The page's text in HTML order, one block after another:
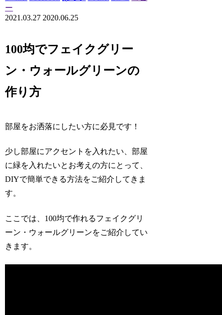
ー
2021.03.27 2020.06.25
100均でフェイクグリー
ン・ウォールグリーンの
作り方
部屋をお洒落にしたい方に必見です！
少し部屋にアクセントを入れたい、部屋
に緑を入れたいとお考えの方にとって、
DIYで簡単できる方法をご紹介してきま
す。
ここでは、100均で作れるフェイクグリ
ーン・ウォールグリーンをご紹介してい
きます。